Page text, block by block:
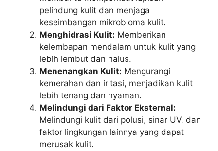
pelindung kulit dan menjaga
keseimbangan mikrobioma kulit.
Menghidrasi Kulit: Memberikan
kelembapan mendalam untuk kulit yang
lebih lembut dan halus.
Menenangkan Kulit: Mengurangi
kemerahan dan iritasi, menjadikan kulit
lebih tenang dan nyaman.
Melindungi dari Faktor Eksternal:
Melindungi kulit dari polusi, sinar UV, dan
faktor lingkungan lainnya yang dapat
merusak kulit.